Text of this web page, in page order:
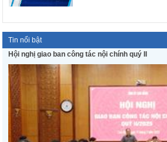
Tin nổi bật
Hội nghị giao ban công tác nội chính quý II